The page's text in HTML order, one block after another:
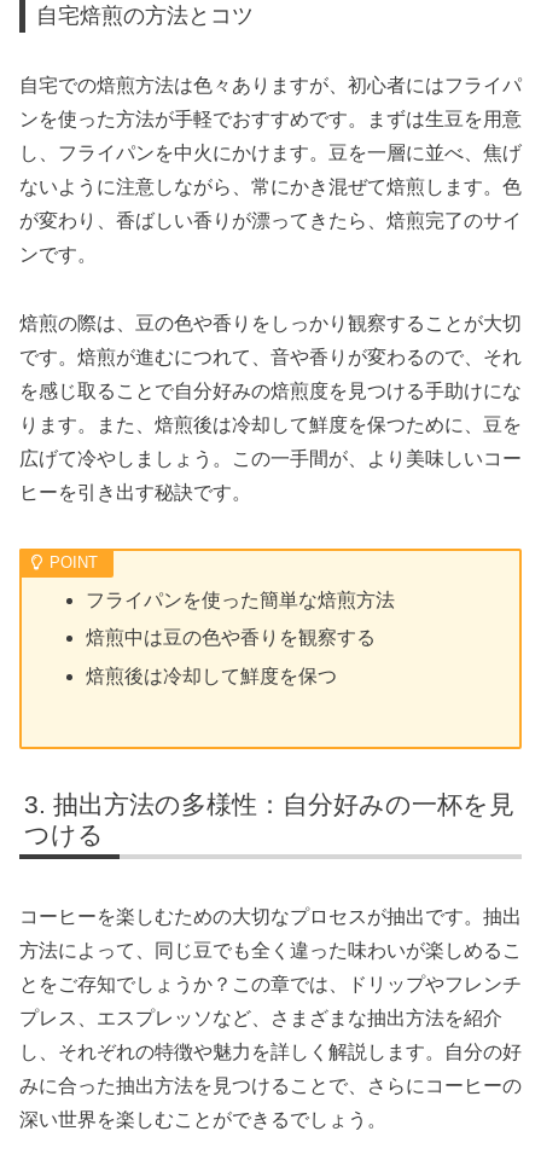
自宅焙煎の方法とコツ
自宅での焙煎方法は色々ありますが、初心者にはフライパ
ンを使った方法が手軽でおすすめです。まずは生豆を用意
し、フライパンを中火にかけます。豆を一層に並べ、焦げ
ないように注意しながら、常にかき混ぜて焙煎します。色
が変わり、香ばしい香りが漂ってきたら、焙煎完了のサイ
ンです。
焙煎の際は、豆の色や香りをしっかり観察することが大切
です。焙煎が進むにつれて、音や香りが変わるので、それ
を感じ取ることで自分好みの焙煎度を見つける手助けにな
ります。また、焙煎後は冷却して鮮度を保つために、豆を
広げて冷やしましょう。この一手間が、より美味しいコー
ヒーを引き出す秘訣です。
フライパンを使った簡単な焙煎方法
焙煎中は豆の色や香りを観察する
焙煎後は冷却して鮮度を保つ
抽出方法の多様性：自分好みの一杯を見
つける
コーヒーを楽しむための大切なプロセスが抽出です。抽出
方法によって、同じ豆でも全く違った味わいが楽しめるこ
とをご存知でしょうか？この章では、ドリップやフレンチ
プレス、エスプレッソなど、さまざまな抽出方法を紹介
し、それぞれの特徴や魅力を詳しく解説します。自分の好
みに合った抽出方法を見つけることで、さらにコーヒーの
深い世界を楽しむことができるでしょう。